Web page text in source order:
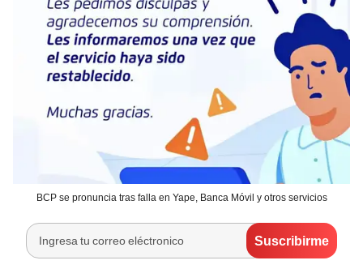
BCP se pronuncia tras falla en Yape, Banca Móvil y otros servicios